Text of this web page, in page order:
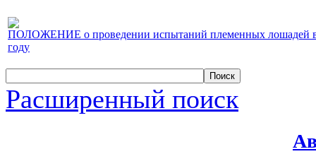
ПОЛОЖЕНИЕ о проведении испытаний племенных лошадей
году
Расширенный поиск